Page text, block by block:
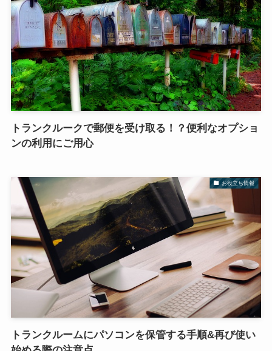
トランクルークで郵便を受け取る！？便利なオプショ
ンの利用にご用心
お役立ち情報
トランクルームにパソコンを保管する手順&再び使い